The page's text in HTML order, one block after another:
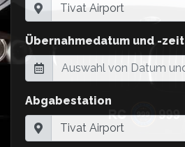
Übernahmedatum und -zeit
Abgabestation